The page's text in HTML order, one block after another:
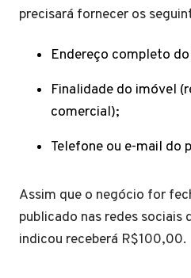
precisará fornecer os
Endereço completo
Finalidade do imóvel
comercial);
Telefone ou e-mail do
Assim que o negócio for
publicado nas redes sociais
indicou receberá R$100,00.